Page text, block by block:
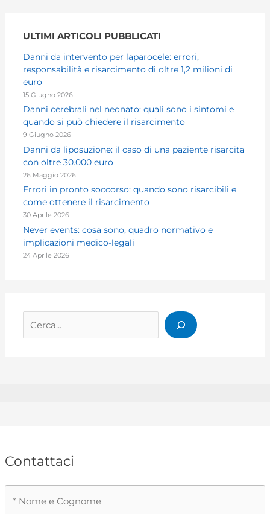
ULTIMI ARTICOLI PUBBLICATI
Danni da intervento per laparocele: errori,
responsabilità e risarcimento di oltre 1,2 milioni di
euro
15 Giugno 2026
Danni cerebrali nel neonato: quali sono i sintomi e
quando si può chiedere il risarcimento
9 Giugno 2026
Danni da liposuzione: il caso di una paziente risarcita
con oltre 30.000 euro
26 Maggio 2026
Errori in pronto soccorso: quando sono risarcibili e
come ottenere il risarcimento
30 Aprile 2026
Never events: cosa sono, quadro normativo e
implicazioni medico-legali
24 Aprile 2026
Contattaci